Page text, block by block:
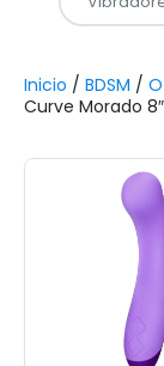
Inicio / BDSM /
Curve Morado 8″